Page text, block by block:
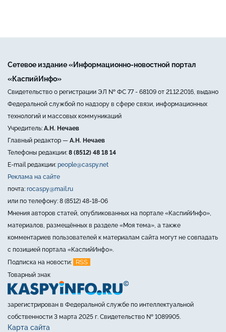
Сетевое издание «Информационно-новостной портал
«КаспийИнфо»
Свидетельство о регистрации ЭЛ № ФС 77 - 68109 от 21.12.2016, выдано
Федеральной службой по надзору в сфере связи, информационных
технологий и массовых коммуникаций
Учредитель: А.Н. Нечаев
Главный редактор — А.Н. Нечаев
Телефоны редакции: 8 (8512) 48 18 14
E-mail редакции: people@caspy.net
Реклама на сайте
почта: rocaspy@mail.ru
или по телефону: 8 (8512) 48-18-06
Мнения авторов статей, опубликованных на портале «КаспийИнфо»,
материалов, размещённых в разделе «Моя тема», а также
комментариев пользователей к материалам сайта могут не совпадать
с позицией портала «КаспийИнфо».
Подписка на новости:
RSS
Товарный знак
зарегистрирован в Федеральной службе по интеллектуальной
собственности 3 марта 2025 г. Свидетельство № 1089905.
Карта сайта